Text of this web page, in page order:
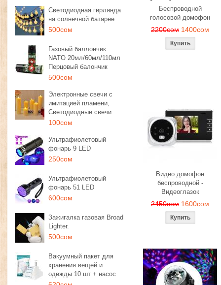
Светодиодная гирлянда
на солнечной батарее
500сом
Газовый баллончик
NATO 20мл/60мл/110мл
Перцовый балончик
500сом
Электронные свечи с
имитацией пламени,
Светодиодные свечи
100сом
Ультрафиолетовый
фонарь 9 LED
250сом
Ультрафиолетовый
фонарь 51 LED
600сом
Зажигалка газовая Broad
Lighter.
500сом
Вакуумный пакет для
хранения вещей и
одежды 10 шт + насос
Беспроводной
голосовой домофон
2200сом 1400сом
Видео домофон
беспроводной -
Видеоглазок
2450сом 1600сом